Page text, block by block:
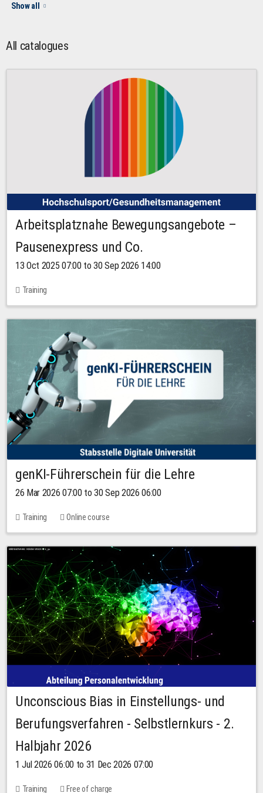
Show all
All catalogues
Arbeitsplatznahe Bewegungsangebote –
Pausenexpress und Co.
13 Oct 2025 07:00 to 30 Sep 2026 14:00
Training
genKI-Führerschein für die Lehre
26 Mar 2026 07:00 to 30 Sep 2026 06:00
Training Online course
Unconscious Bias in Einstellungs- und
Berufungsverfahren - Selbstlernkurs - 2.
Halbjahr 2026
1 Jul 2026 06:00 to 31 Dec 2026 07:00
Training Free of charge